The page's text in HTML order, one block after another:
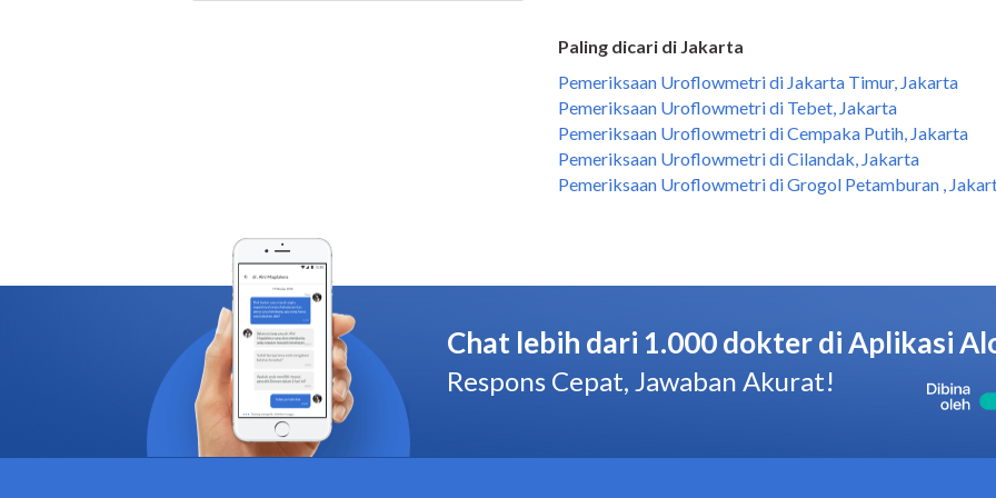
Paling dicari di Jakarta
Pemeriksaan Uroflowmetri di Jakarta Timur, Jakarta
Pemeriksaan Uroflowmetri di Tebet, Jakarta
Pemeriksaan Uroflowmetri di Cempaka Putih, Jakarta
Pemeriksaan Uroflowmetri di Cilandak, Jakarta
Pemeriksaan Uroflowmetri di Grogol Petamburan ,